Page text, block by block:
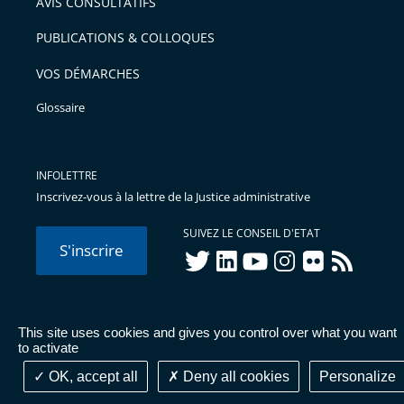
This site uses cookies and gives you control over what you want
to activate
OK, accept all
Deny all cookies Personalize
avant
PUBLICATIONS & COLLOQUES
VOS DÉMARCHES
Glossaire
INFOLETTRE
Inscrivez-vous à la lettre de la Justice administrative
S'inscrire
SUIVEZ LE CONSEIL D'ETAT
twitterlinkedInyoutubeinstagram
flickr rss
© Conseil d'État 2026 - Mentions légales
Données
personnelles-Publications administratives-Accessibilité :
partiellement conforme